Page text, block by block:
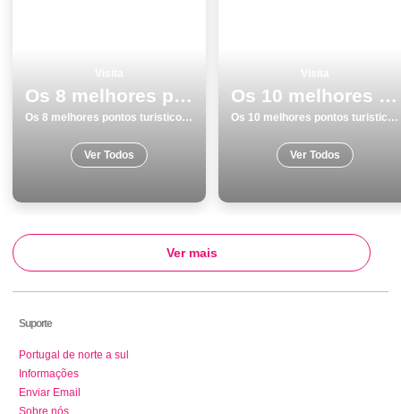
Os 8 melhores pontos turisticos e passeios em Ericeira
Os 8 melhores pontos turisticos e passeios em Ericeira
Ver Todos
Os 10 melhores pontos turisticos para visitar em Aveiro
Os 10 melhores pontos turisticos para visitar em Aveiro
Ver Todos
Ver mais
Suporte
Portugal de norte a sul
Informações
Enviar Email
Sobre nós